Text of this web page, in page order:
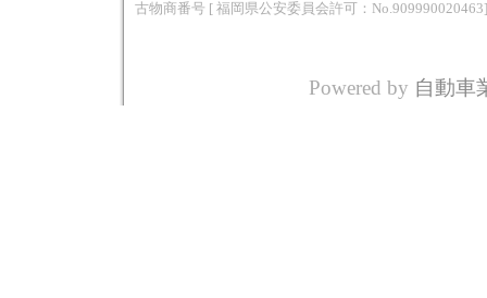
古物商番号 [ 福岡県公安委員会許可：No.909990020463]
Powered by 自動車